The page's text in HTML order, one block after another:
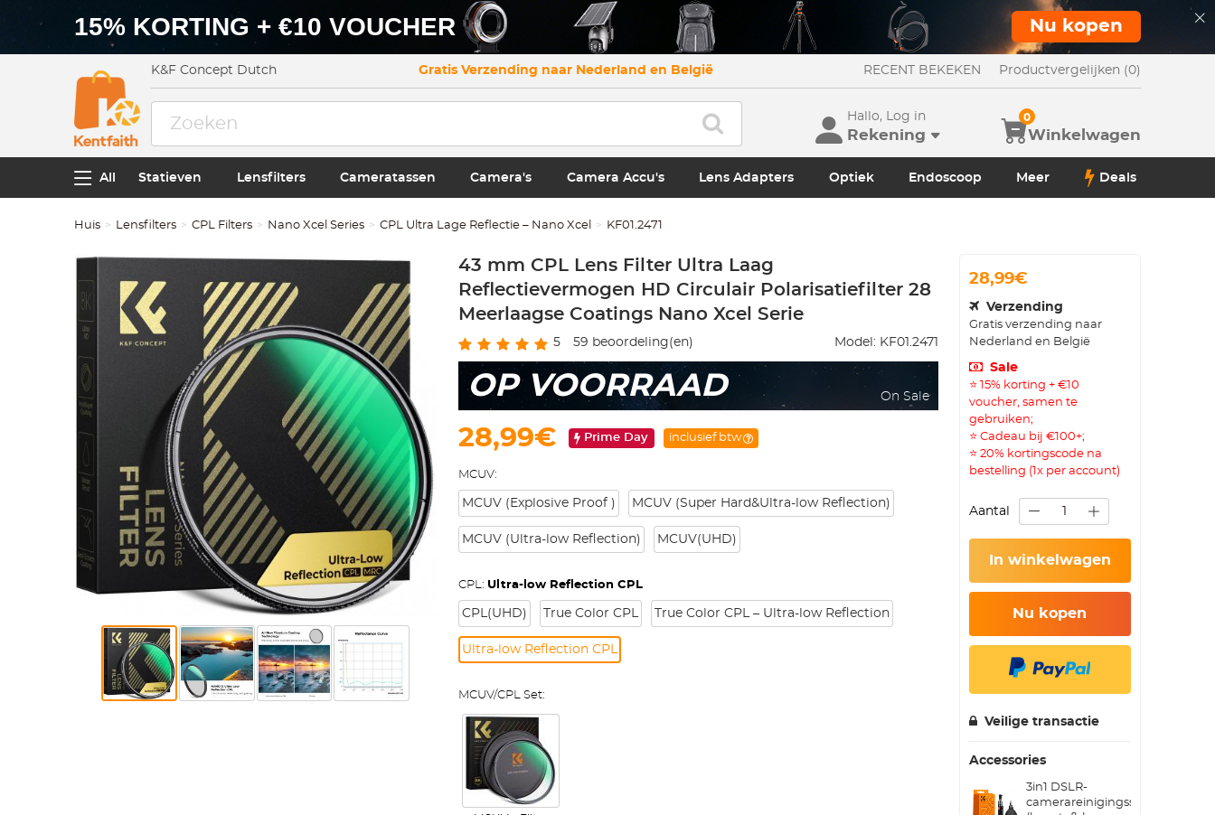
15% KORTING + €10 VOUCHER Nu kopen
K&F Concept Dutch Gratis Verzending naar Nederland en België RECENT BEKEKEN Productvergelijken (0)
Hallo, Log in
Rekening Winkelwagen
0
All Statieven Lensfilters Cameratassen Camera's Camera Accu's Lens Adapters Optiek Endoscoop Meer Deals
Huis Lensfilters CPL Filters Nano Xcel Series CPL Ultra Lage Reflectie – Nano Xcel KF01.2471
43 mm CPL Lens Filter Ultra Laag
Reflectievermogen HD Circulair Polarisatiefilter 28
Meerlaagse Coatings Nano Xcel Serie
5 59 beoordeling(en) Model: KF01.2471
OP VOORRAAD On Sale
28,99€ Prime Day inclusief btw
MCUV:
MCUV (Explosive Proof ) MCUV (Super Hard&Ultra-low Reflection)
MCUV (Ultra-low Reflection) MCUV(UHD)
CPL: Ultra-low Reflection CPL
CPL(UHD) True Color CPL True Color CPL – Ultra-low Reflection
Ultra-low Reflection CPL
MCUV/CPL Set:
28,99€
Verzending
Gratis verzending naar
Nederland en België
Sale
⭐ 15% korting + €10
voucher, samen te
gebruiken;
⭐ Cadeau bij €100+;
⭐ 20% kortingscode na
bestelling (1x per account)
Aantal
In winkelwagen
Nu kopen
Veilige transactie
Accessories
3in1 DSLR-
camerareinigingsset